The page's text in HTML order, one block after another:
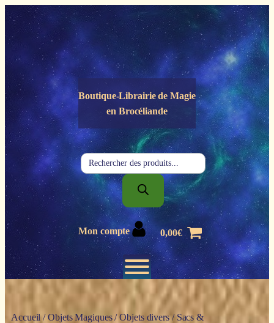
Panneau de gestion des cookies
Boutique-Librairie deMagie
en Brocéliande
Recherche
de
produits
Mon compte 0,00€
Accueil/Objets Magiques/Objets divers/ Sacs &